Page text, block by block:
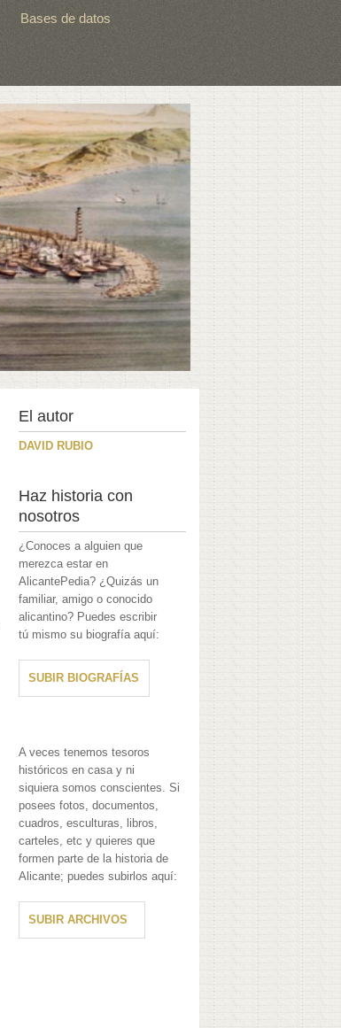
Bases de datos
El autor
DAVID RUBIO
Haz historia con
nosotros
¿Conoces a alguien que
merezca estar en
AlicantePedia? ¿Quizás un
familiar, amigo o conocido
alicantino? Puedes escribir
tú mismo su biografía aquí:
SUBIR BIOGRAFÍAS
A veces tenemos tesoros
históricos en casa y ni
siquiera somos conscientes. Si
posees fotos, documentos,
cuadros, esculturas, libros,
carteles, etc y quieres que
formen parte de la historia de
Alicante; puedes subirlos aquí:
SUBIR ARCHIVOS